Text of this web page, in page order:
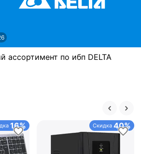
по ибп DELTA
16% Скидка 40%